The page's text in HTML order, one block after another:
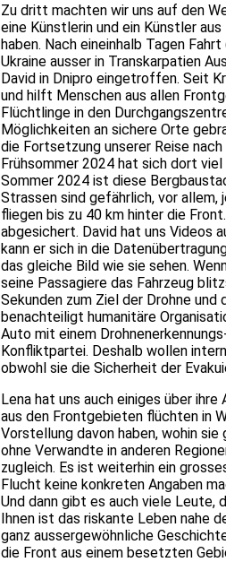
Zu dritt machten wir uns auf den
eine Künstlerin und ein Künstler
haben. Nach eineinhalb Tagen
Ukraine ausser in Transkarpatien
David in Dnipro eingetroffen. Seit
und hilft Menschen aus allen
Flüchtlinge in den
Möglichkeiten an sichere Orte
die Fortsetzung unserer Reise
Frühsommer 2024 hat sich dort
Sommer 2024 ist diese
Strassen sind gefährlich, vor allem,
fliegen bis zu 40 km hinter die
abgesichert. David hat uns Videos
kann er sich in die
das gleiche Bild wie sie sehen.
seine Passagiere das Fahrzeug
Sekunden zum Ziel der Drohne
benachteiligt humanitäre
Auto mit einem
Konfliktpartei. Deshalb wollen
obwohl sie die Sicherheit der
Lena hat uns auch einiges über
aus den Frontgebieten flüchten in
Vorstellung davon haben, wohin
ohne Verwandte in anderen
zugleich. Es ist weiterhin ein
Flucht keine konkreten Angaben
Und dann gibt es auch viele Leute,
Ihnen ist das riskante Leben nahe
ganz aussergewöhnliche
die Front aus einem besetzten